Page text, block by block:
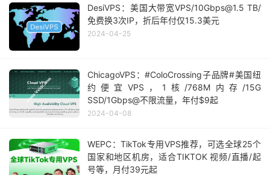
DesiVPS：美国大带宽VPS/10Gbps@1.5 TB/
免费换3次IP，折后年付仅15.3美元
2024-04-25
ChicagoVPS：#ColoCrossing子品牌#美国纽
约便宜VPS，1核/768M内存/15G
SSD/1Gbps@不限流量，年付$9起
2024-04-08
WEPC：TikTok专用VPS推荐，可选全球25个
国家和地区机房，适合TIKTOK 视频/直播/起
号等，月付39元起